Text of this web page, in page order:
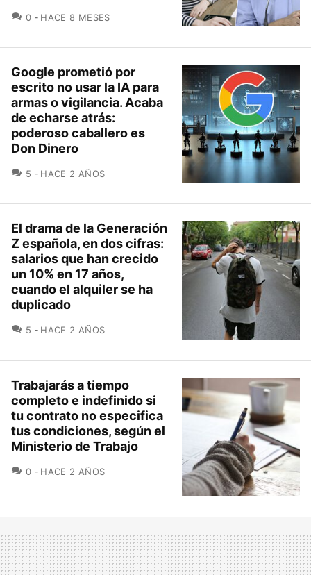
0 COMENTARIOS
HACE 8 MESES
Google prometió por
escrito no usar la IA para
armas o vigilancia. Acaba
de echarse atrás:
poderoso caballero es
Don Dinero
5 COMENTARIOS
HACE 2 AÑOS
El drama de la Generación
Z española, en dos cifras:
salarios que han crecido
un 10% en 17 años,
cuando el alquiler se ha
duplicado
5 COMENTARIOS
HACE 2 AÑOS
Trabajarás a tiempo
completo e indefinido si
tu contrato no especifica
tus condiciones, según el
Ministerio de Trabajo
0 COMENTARIOS
HACE 2 AÑOS